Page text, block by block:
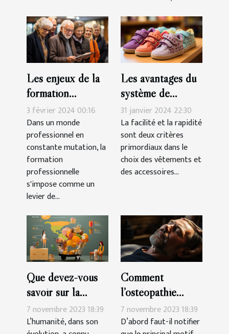
Les enjeux de la
formation
professionnelle
pour les seniors
3 février 2024 00:16
Dans un monde
professionnel en
constante mutation, la
formation
professionnelle
s'impose comme un
levier de...
Les avantages du
système de
fermeture à
scratch pour les
chaussures des
filles
31 janvier 2024 22:30
La facilité et la rapidité
sont deux critères
primordiaux dans le
choix des vêtements et
des accessoires...
Que devez-vous
savoir sur la
génération des
Millennials ?
7 novembre 2023 18:39
L’humanité, dans son
Comment
l’ostéopathie
peut-il soulager
les douleurs du
7 novembre 2023 18:39
D’abord faut-il notifier